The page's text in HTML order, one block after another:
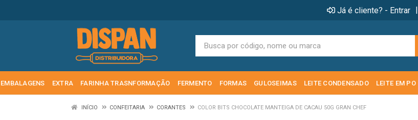
Já é cliente? - Entrar |
EMBALAGENS EXTRA FARINHA TRASNFORMAÇÃO FERMENTO FORMAS GULOSEIMAS LEITE CONDENSADO LEITE EM PO
INÍCIO CONFEITARIA CORANTES COLOR BITS CHOCOLATE MANTEIGA DE CACAU 50G GRAN CHEF